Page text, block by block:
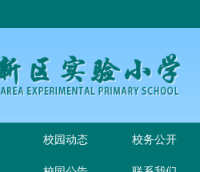
校园动态
校务公开